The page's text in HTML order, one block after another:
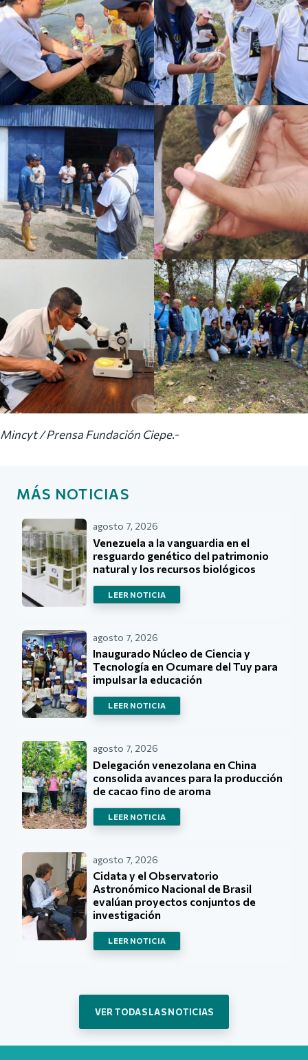
Mincyt / Prensa Fundación Ciepe.-
MÁS NOTICIAS
agosto 7, 2026
Venezuela a la vanguardia en el
resguardo genético del patrimonio
natural y los recursos biológicos
LEER NOTICIA
agosto 7, 2026
Inaugurado Núcleo de Ciencia y
Tecnología en Ocumare del Tuy para
impulsar la educación
LEER NOTICIA
agosto 7, 2026
Delegación venezolana en China
consolida avances para la producción
de cacao fino de aroma
LEER NOTICIA
agosto 7, 2026
Cidata y el Observatorio
Astronómico Nacional de Brasil
evalúan proyectos conjuntos de
investigación
LEER NOTICIA
VER TODAS LAS NOTICIAS